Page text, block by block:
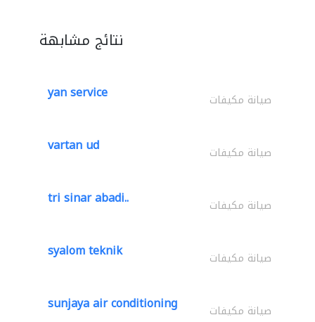
نتائج مشابهة
yan service صيانة مكيفات
vartan ud صيانة مكيفات
tri sinar abadi.. صيانة مكيفات
syalom teknik صيانة مكيفات
sunjaya air conditioning صيانة مكيفات